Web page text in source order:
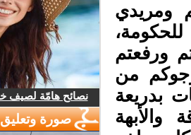
ومريدي
ورفعتم
من
بدريعة
نصائح هامّة لصيف
صورة وتعليق